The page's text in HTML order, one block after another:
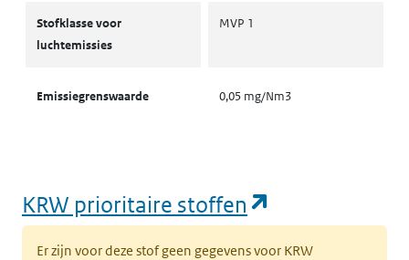
Stofklasse voor
luchtemissies
MVP 1
Emissiegrenswaarde 0,05 mg/Nm3
KRW prioritaire stoffen
Er zijn voor deze stof geen gegevens voor KRW